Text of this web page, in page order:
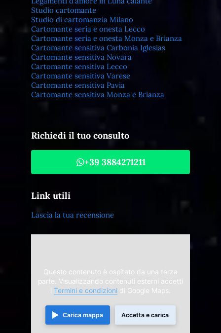
Studio cartomante
Studio di cartomanzia Milano
Cartomante seria e onesta Lecco
Cartomante seria e onesta Monza e Brianza
Cartomante sensitiva Carbonia Iglesias
Cartomante sensitiva Novara
Cartomante sensitiva Lecco
Cartomante sensitiva Varese
Cartomante sensitiva Pavia
Cartomante sensitiva Monza e Brianza
Richiedi il tuo consulto
+39 3884271211
Link utili
Lascia la tua recensione
Questo contenuto è ospitato da una terza
parte. Visualizzando contenuti esterni accetti
i Termini e condizioni di Google Maps.
Carica mappa Accetta e carica